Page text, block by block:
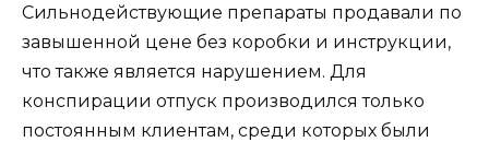
Сильнодействующие препараты продавали по
завышенной цене без коробки и инструкции,
что также является нарушением. Для
конспирации отпуск производился только
постоянным клиентам, среди которых были